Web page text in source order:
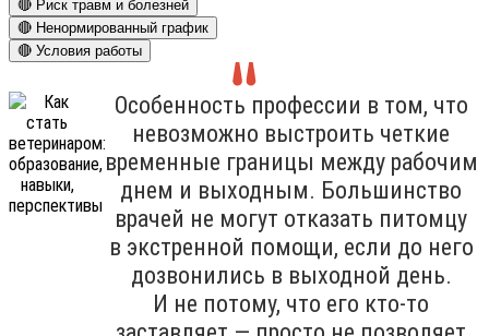
🔴 Риск травм и болезней
🔴 Ненормированный график
🔴 Условия работы
Особенность профессии в том, что
невозможно выстроить четкие
временные границы между рабочим
днем и выходным. Большинство
врачей не могут отказать питомцу
в экстренной помощи, если до него
дозвонились в выходной день.
И не потому, что его кто-то